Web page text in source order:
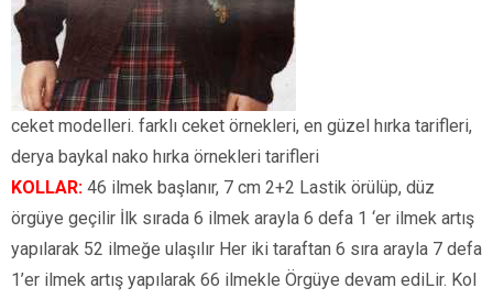
ceket modelleri. farklı ceket örnekleri, en güzel hırka tarifleri,
derya baykal nako hırka örnekleri tarifleri
KOLLAR: 46 ilmek başlanır, 7 cm 2+2 Lastik örülüp, düz
örgüye geçilir İlk sırada 6 ilmek arayla 6 defa 1 ‘er ilmek artış
yapılarak 52 ilmeğe ulaşılır Her iki taraftan 6 sıra arayla 7 defa
1’er ilmek artış yapılarak 66 ilmekle Örgüye devam ediLir. Kol